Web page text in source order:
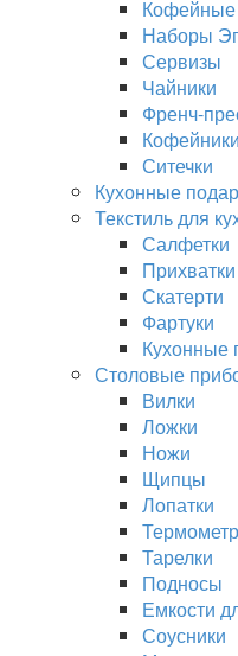
Наборы
Сервизы
Чайники
Френч-
Кофейники
Ситечки
Кухонные
Текстиль для
Салфетки
Прихватки
Скатерти
Фартуки
Кухонные
Столовые
Вилки
Ложки
Ножи
Щипцы
Лопатки
Тарелки
Подносы
Емкости
Соусники